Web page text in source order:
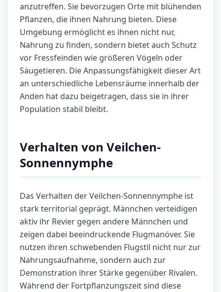
anzutreffen. Sie bevorzugen Orte mit blühenden
Pflanzen, die ihnen Nahrung bieten. Diese
Umgebung ermöglicht es ihnen nicht nur,
Nahrung zu finden, sondern bietet auch Schutz
vor Fressfeinden wie größeren Vögeln oder
Säugetieren. Die Anpassungsfähigkeit dieser Art
an unterschiedliche Lebensräume innerhalb der
Anden hat dazu beigetragen, dass sie in ihrer
Population stabil bleibt.
Verhalten von Veilchen-
Sonnennymphe
Das Verhalten der Veilchen-Sonnennymphe ist
stark territorial geprägt. Männchen verteidigen
aktiv ihr Revier gegen andere Männchen und
zeigen dabei beeindruckende Flugmanöver. Sie
nutzen ihren schwebenden Flugstil nicht nur zur
Nahrungsaufnahme, sondern auch zur
Demonstration ihrer Stärke gegenüber Rivalen.
Während der Fortpflanzungszeit sind diese